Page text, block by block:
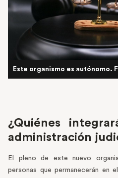
Este organismo es autónomo.
¿Quiénes
administración
El pleno de este nuevo
personas que permanecerán en